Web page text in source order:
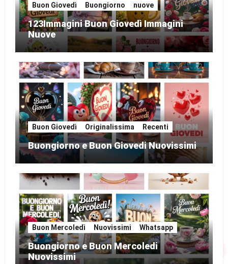
Buon Giovedì Buongiorno nuove
123Immagini Buon Giovedì Immagini
Nuove
Buon Giovedì Originalissima Recenti
Buongiorno e Buon Giovedi Nuovissimi
Buon Mercoledì Nuovissimi Whatsapp
Buongiorno e Buon Mercoledi
Nuovissimi